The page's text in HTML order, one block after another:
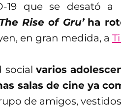
19 que se desató
Rise of Gru’ ha
en gran medida, a
social varios
salas de cine ya
de amigos,